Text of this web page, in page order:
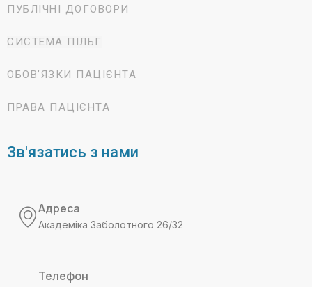
ПУБЛІЧНІ ДОГОВОРИ
СИСТЕМА ПІЛЬГ
ОБОВ’ЯЗКИ ПАЦІЄНТА
ПРАВА ПАЦІЄНТА
Зв'язатись з нами
Адреса
Академіка Заболотного 26/32
Телефон